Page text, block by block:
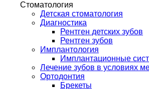
Стоматология
Детская стоматология
Диагностика
Рентген детских зубов
Рентген зубов
Имплантология
Имплантационные
Лечение зубов в условиях
Ортодонтия
Брекеты